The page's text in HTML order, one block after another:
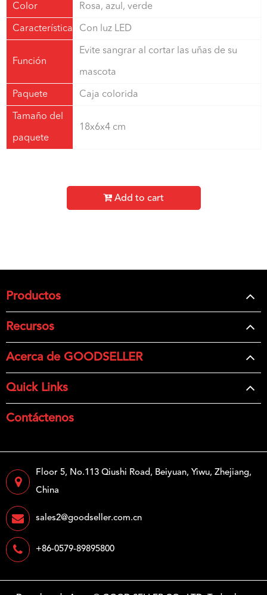
Color Rosa, azul, verde
Característica Con luz LED
Función
Evite sangrar al cortar las uñas de su
mascota
Paquete Caja colorida
Tamaño del
paquete
18x6x4 cm
Add to cart
Productos
Recursos
Acerca de GOODSELLER
Quick Links
Contáctenos
Floor 5, No.113 Qiushi Road, Beiyuan, Yiwu, Zhejiang,
China
sales2@goodseller.com.cn
+86-0579-89895800